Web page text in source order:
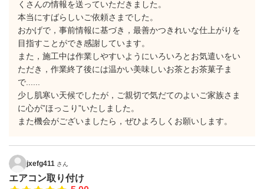
くさんの情報を送っていただきました。
本当にすばらしいご依頼さまでした。
おかげで，事前情報に基づき，最善かつきれいな仕上がりを
目指すことができ感謝しています。
また，施工中は作業しやすいようにいろいろとお気遣いをい
ただき，作業終了後には温かい美味しいお茶とお茶菓子ま
で......
少し肌寒い天候でしたが，ご親切で気だてのよいご家族さま
に心が”ほっこり”いたしました。
また機会がございましたら，ぜひよろしくお願いします。
jxefg411 さん
エアコン取り付け